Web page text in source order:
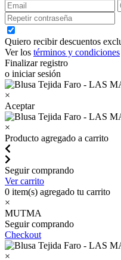
Quiero recibir descuentos
Ver los términos y condiciones
Finalizar registro
o iniciar sesión
×
Aceptar
×
Producto agregado a carrito
Seguir comprando
Ver carrito
0 item(s) agregado tu carrito
×
MUTMA
Seguir comprando
Checkout
×